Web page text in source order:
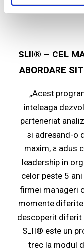
SLII® – CEL
ABORDARE
„Acest
inteleaga
parteneriat
si adresand-o
maxim, a adus
leadership in
celor peste 5
firmei manageri
momente
descoperit diferit
SLII® este un
trec la modul